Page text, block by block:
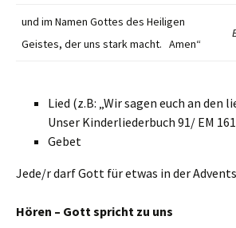
und im Namen Gottes des Heiligen
Geistes, der uns stark macht. Amen“
Lied (z.B: „Wir sagen euch an den
Unser Kinderliederbuch 91/ EM
Gebet
Jede/r darf Gott für etwas in der
Hören – Gott spricht zu uns